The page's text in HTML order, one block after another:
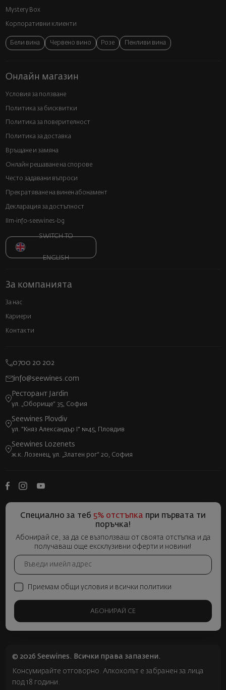
Mystery Box
Корпоративни клиенти
Бели вина Червено вино Розе Пенливи вина
Онлайн магазин
Условия за ползване
Политика за бисквитки
Политика за поверителност
Политика за доставка
Връщане и замяна
Онлайн решаване на спорове
Често задавани въпроси
Прекратяване на винен абонамент
Декларация за достъпност
llm-info-seewines-bg
SWITCH TO
ENGLISH
За компанията
За нас
Кариери
Контакти
0700 20 202
info@seewines.com
Ресторант Jardin
ул. „Оборище“ 35, София
Seewines Plovdiv
ул. "Княз Александър I" №45, Пловдив
Seewines Lozenets
ж.к. Лозенец, ул. „Златен рог“ 20, София
Специално за теб 5% отстъпка при първата ти
поръчка!
Абонирай се, за да се възползваш от своята отстъпка и да
получаваш още ексклузивни оферти и новини!
Приемам общи условия и всички политики
АБОНИРАЙ СЕ
© 2026 Seewines. Всички права запазени.
Консумирайте отговорно. Алкохолът е забранен за лица
под 18 години.